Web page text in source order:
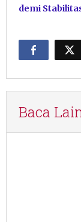
demi
Baca